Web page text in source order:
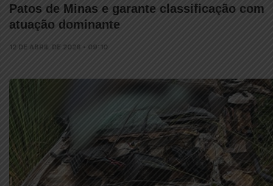
Patos de Minas e garante classificação com
atuação dominante
12 DE ABRIL DE 2026 • 09:10